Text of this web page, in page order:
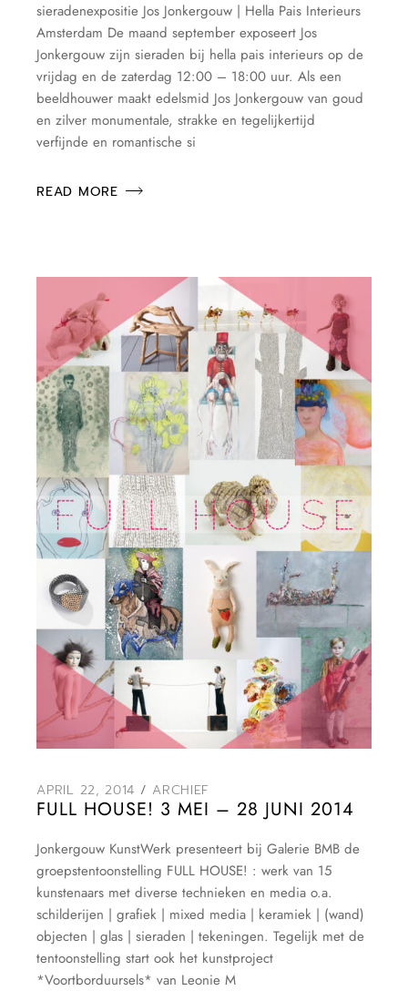
sieradenexpositie Jos Jonkergouw | Hella Pais Interieurs
Amsterdam De maand september exposeert Jos
Jonkergouw zijn sieraden bij hella pais interieurs op de
vrijdag en de zaterdag 12:00 – 18:00 uur. Als een
beeldhouwer maakt edelsmid Jos Jonkergouw van goud
en zilver monumentale, strakke en tegelijkertijd
verfijnde en romantische si
READ MORE
APRIL 22, 2014 ARCHIEF
FULL HOUSE! 3 MEI – 28 JUNI 2014
Jonkergouw KunstWerk presenteert bij Galerie BMB de
groepstentoonstelling FULL HOUSE! : werk van 15
kunstenaars met diverse technieken en media o.a.
schilderijen | grafiek | mixed media | keramiek | (wand)
objecten | glas | sieraden | tekeningen. Tegelijk met de
tentoonstelling start ook het kunstproject
*Voortborduursels* van Leonie M